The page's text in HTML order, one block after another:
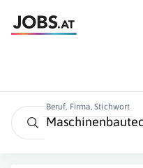
Beruf, Firma, Stichwort